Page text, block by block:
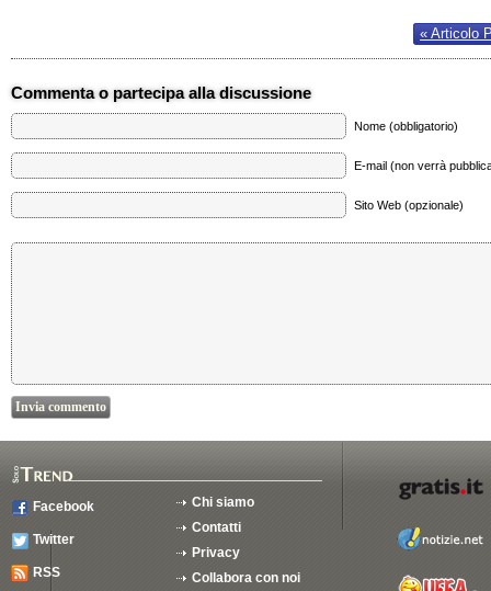
« Articolo
Commenta o partecipa alla discussione
Nome (obbligatorio)
E-mail (non verrà
Sito Web (opzionale)
Facebook
Twitter
RSS
Chi siamo
Contatti
Privacy
Collabora con noi